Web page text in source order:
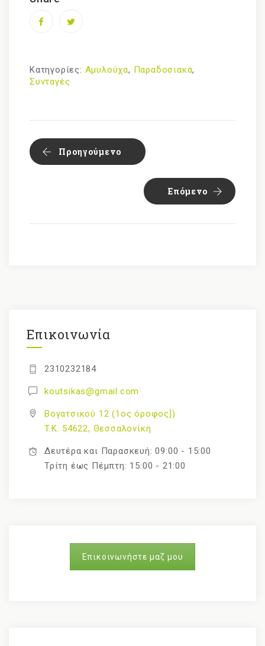
Κατηγορίες: Αμυλούχα, Παραδοσιακά,
Συνταγές
Προηγούμενο
Επόμενο
Επικοινωνία
2310232184
koutsikas@gmail.com
Βογατσικού 12 (1ος όροφος])
T.K. 54622, Θεσσαλονίκη
Δευτέρα και Παρασκευή: 09:00 - 15:00
Τρίτη έως Πέμπτη: 15:00 - 21:00
Επικοινωνήστε μαζ μου